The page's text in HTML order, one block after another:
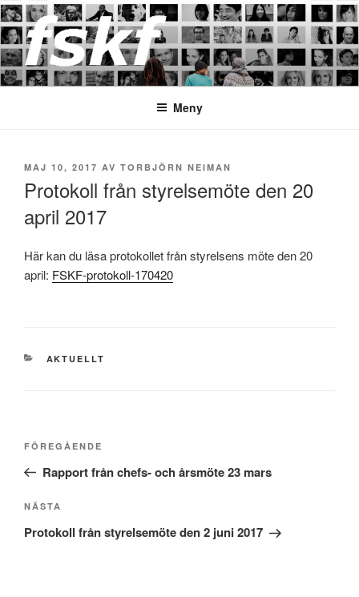
Hoppa
till
innehåll
FSKF
Föreningen Storstockholms kultur- och fritidschefer
Meny
PUBLICERAT
MAJ 10, 2017 AV TORBJÖRN NEIMAN
Protokoll från styrelsemöte den 20
april 2017
Här kan du läsa protokollet från styrelsens möte den 20
april: FSKF-protokoll-170420
KATEGORIER
AKTUELLT
Inläggsnavigering
Föregående
inlägg
FÖREGÅENDE
Rapport från chefs- och årsmöte 23 mars
Nästa
inlägg
NÄSTA
Protokoll från styrelsemöte den 2 juni 2017